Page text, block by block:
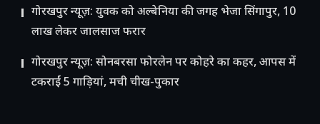
गोरखपुर न्यूज़: युवक को अल्बेनिया की जगह भेजा सिंगापुर, 10
लाख लेकर जालसाज फरार
गोरखपुर न्यूज़: सोनबरसा फोरलेन पर कोहरे का कहर, आपस में
टकराईं 5 गाड़ियां, मची चीख-पुकार